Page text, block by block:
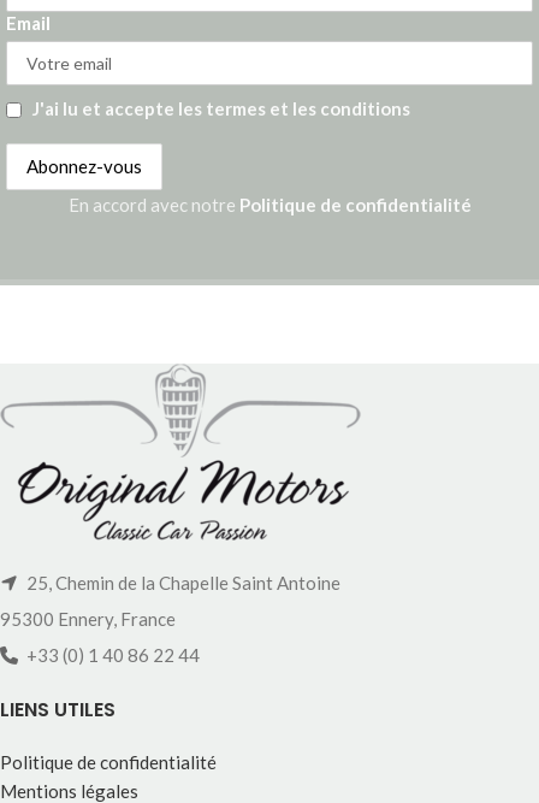
Email
J'ai lu et accepte les termes et les conditions
En accord avec notre Politique de confidentialité
25, Chemin de la Chapelle Saint Antoine
95300 Ennery, France
+33 (0) 1 40 86 22 44
LIENS UTILES
Politique de confidentialité
Mentions légales